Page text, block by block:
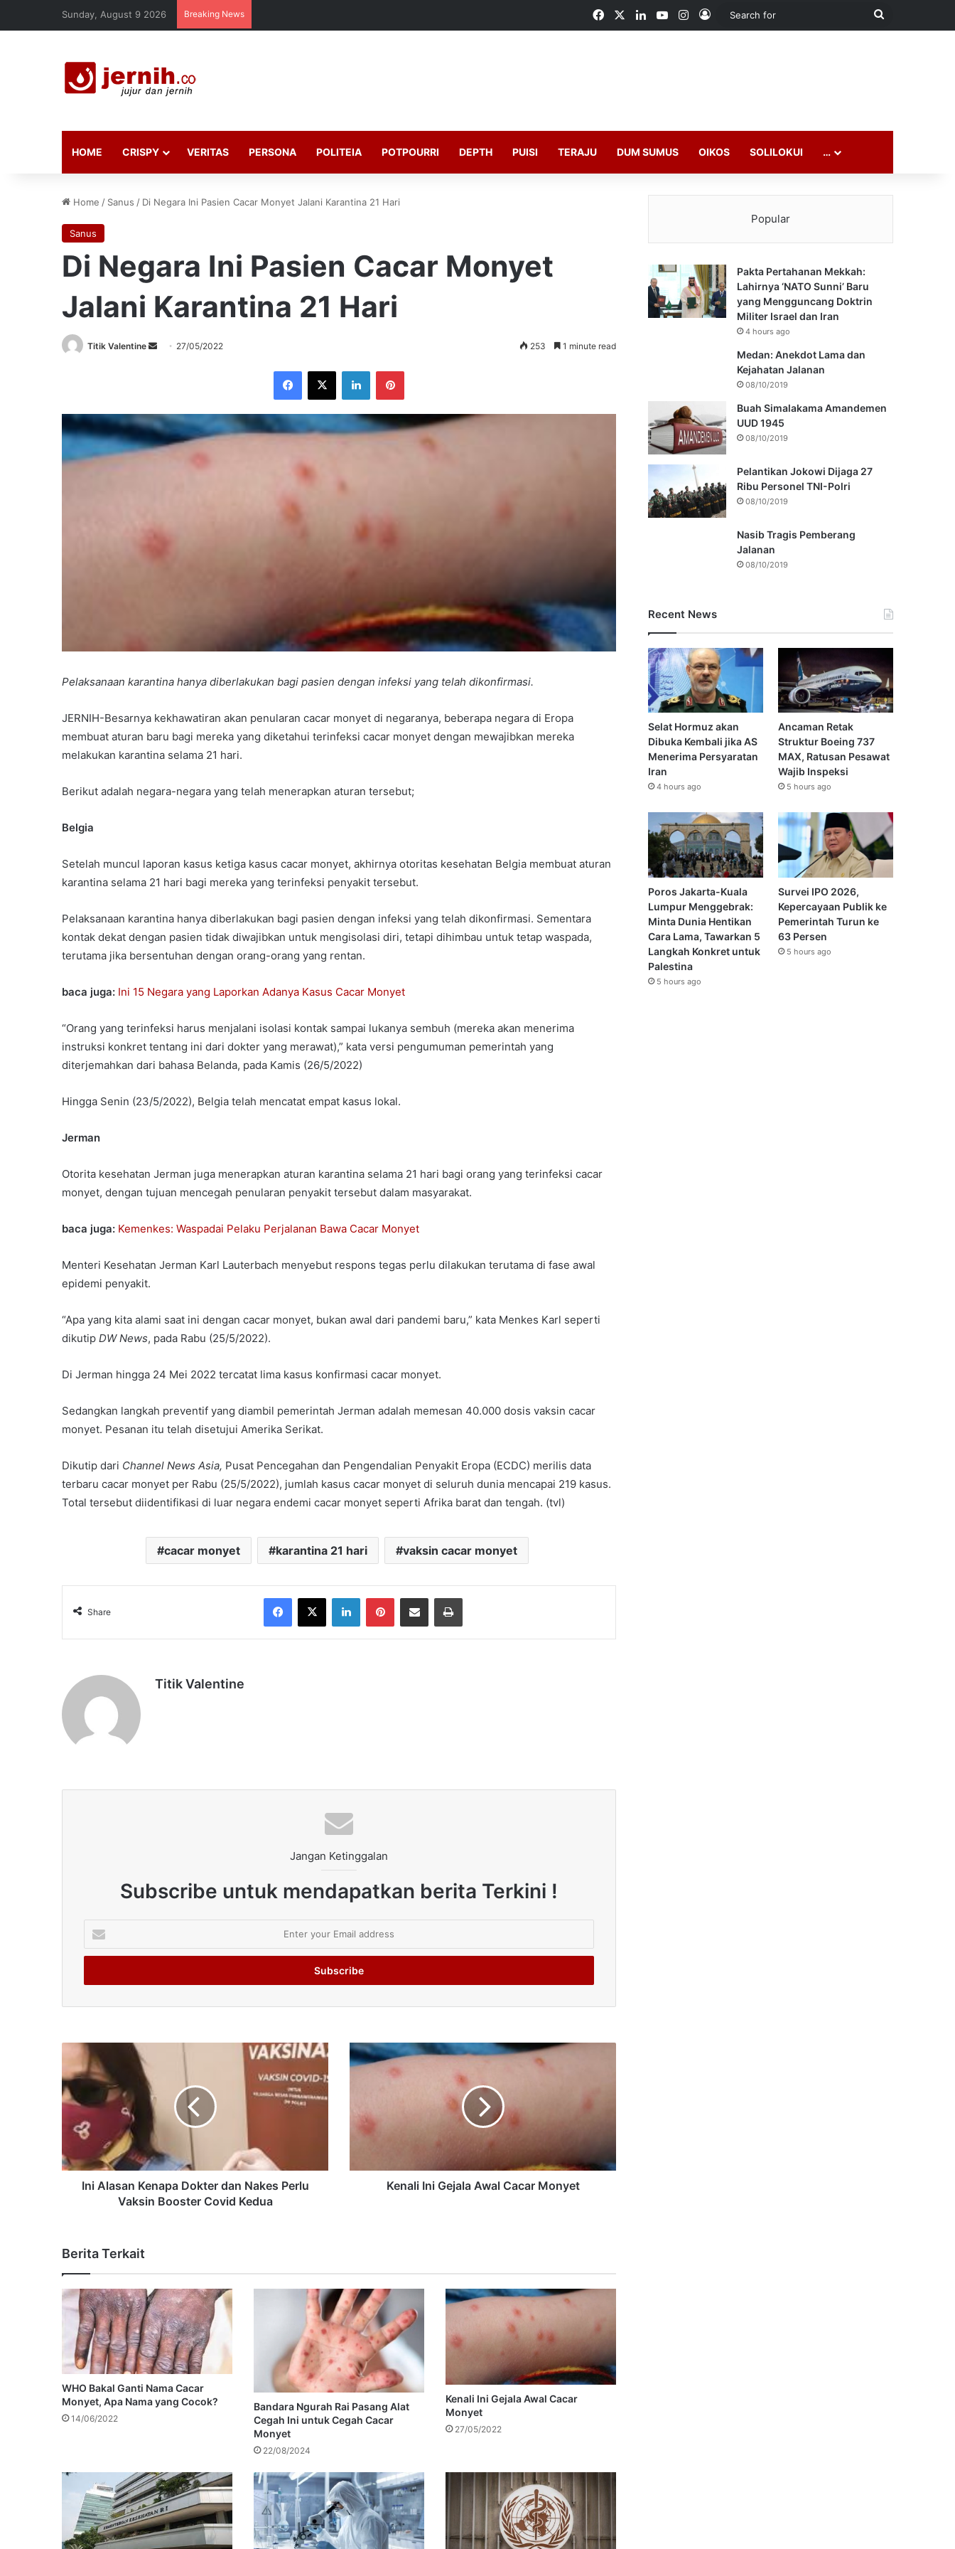
Sunday, August 9 2026 Breaking News FacebookLinkedInYouTubeInstagram
Log In
Search
HOME CRISPY VERITAS PERSONA POLITEIA POTPOURRI DEPTH PUISI TERAJU DUM SUMUS OIKOS SOLILOKUI …
Home / Sanus / Di Negara Ini Pasien Cacar Monyet Jalani Karantina 21 Hari
Sanus
Di Negara Ini Pasien Cacar Monyet
Jalani Karantina 21 Hari
Titik Valentine
Send 27/05/2022 253 1 minute read
Facebook
X LinkedInPinterest
Pelaksanaan karantina hanya diberlakukan bagi pasien dengan infeksi yang telah dikonfirmasi.
JERNIH-Besarnya kekhawatiran akan penularan cacar monyet di negaranya, beberapa negara di Eropa
membuat aturan baru bagi mereka yang diketahui terinfeksi cacar monyet dengan mewajibkan mereka
melakukan karantina selama 21 hari.
Berikut adalah negara-negara yang telah menerapkan aturan tersebut;
Belgia
Setelah muncul laporan kasus ketiga kasus cacar monyet, akhirnya otoritas kesehatan Belgia membuat aturan
karantina selama 21 hari bagi mereka yang terinfeksi penyakit tersebut.
Pelaksanaan karantina hanya diberlakukan bagi pasien dengan infeksi yang telah dikonfirmasi. Sementara
kontak dekat dengan pasien tidak diwajibkan untuk mengisolasi diri, tetapi dihimbau untuk tetap waspada,
terutama jika bersentuhan dengan orang-orang yang rentan.
baca juga: Ini 15 Negara yang Laporkan Adanya Kasus Cacar Monyet
“Orang yang terinfeksi harus menjalani isolasi kontak sampai lukanya sembuh (mereka akan menerima
instruksi konkret tentang ini dari dokter yang merawat),” kata versi pengumuman pemerintah yang
diterjemahkan dari bahasa Belanda, pada Kamis (26/5/2022)
Hingga Senin (23/5/2022), Belgia telah mencatat empat kasus lokal.
Jerman
Otorita kesehatan Jerman juga menerapkan aturan karantina selama 21 hari bagi orang yang terinfeksi cacar
monyet, dengan tujuan mencegah penularan penyakit tersebut dalam masyarakat.
baca juga: Kemenkes: Waspadai Pelaku Perjalanan Bawa Cacar Monyet
Menteri Kesehatan Jerman Karl Lauterbach menyebut respons tegas perlu dilakukan terutama di fase awal
epidemi penyakit.
“Apa yang kita alami saat ini dengan cacar monyet, bukan awal dari pandemi baru,” kata Menkes Karl seperti
dikutip DW News, pada Rabu (25/5/2022).
Di Jerman hingga 24 Mei 2022 tercatat lima kasus konfirmasi cacar monyet.
Sedangkan langkah preventif yang diambil pemerintah Jerman adalah memesan 40.000 dosis vaksin cacar
monyet. Pesanan itu telah disetujui Amerika Serikat.
Dikutip dari Channel News Asia, Pusat Pencegahan dan Pengendalian Penyakit Eropa (ECDC) merilis data
terbaru cacar monyet per Rabu (25/5/2022), jumlah kasus cacar monyet di seluruh dunia mencapai 219 kasus.
Total tersebut diidentifikasi di luar negara endemi cacar monyet seperti Afrika barat dan tengah. (tvl)
cacar monyet karantina 21 hari vaksin cacar monyet
Share
Facebook
X LinkedInPinterestShare via Email Print
Titik Valentine
Jangan Ketinggalan
Subscribe untuk mendapatkan berita Terkini !
your
Email
Ini Alasan Kenapa Dokter dan Nakes Perlu
Vaksin Booster Covid Kedua
Kenali Ini Gejala Awal Cacar Monyet
Berita Terkait
WHO Bakal Ganti Nama Cacar
Monyet, Apa Nama yang Cocok?
14/06/2022
Bandara Ngurah Rai Pasang Alat
Cegah Ini untuk Cegah Cacar
Monyet
22/08/2024
Kenali Ini Gejala Awal Cacar
Monyet
27/05/2022
Popular
Pakta Pertahanan Mekkah:
Lahirnya ‘NATO Sunni’ Baru
yang Mengguncang Doktrin
Militer Israel dan Iran
4 hours ago
Medan: Anekdot Lama dan
Kejahatan Jalanan
08/10/2019
Buah Simalakama Amandemen
UUD 1945
08/10/2019
Pelantikan Jokowi Dijaga 27
Ribu Personel TNI-Polri
08/10/2019
Nasib Tragis Pemberang
Jalanan
08/10/2019
Recent News
Selat Hormuz akan
Dibuka Kembali jika AS
Menerima Persyaratan
Iran
4 hours ago
Ancaman Retak
Struktur Boeing 737
MAX, Ratusan Pesawat
Wajib Inspeksi
5 hours ago
Poros Jakarta-Kuala
Lumpur Menggebrak:
Minta Dunia Hentikan
Cara Lama, Tawarkan 5
Langkah Konkret untuk
Palestina
5 hours ago
Survei IPO 2026,
Kepercayaan Publik ke
Pemerintah Turun ke
63 Persen
5 hours ago